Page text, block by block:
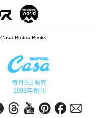
Casa Brutus Books
毎月9日発売
1998年創刊